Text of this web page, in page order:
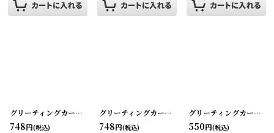
グリーティングカード・ビンテージカード ハッピーファミリー [220902-3]
748円(税込)
グリーティングカード・ビンテージカード フラワー
748円(税込)
グリーティングカード・ビンテージカード フラワー
550円(税込)